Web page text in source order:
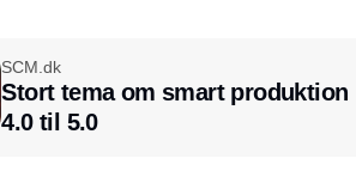
SCM.dk
Stort tema om smart
4.0 til 5.0